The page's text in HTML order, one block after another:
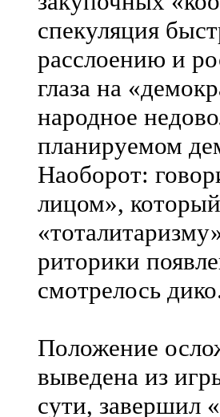
спекуляция
расслоению и
глаза на
народное
планируемом
Наоборот:
лицом»,
риторики
смотрелось
Положение
выведена из
сути, завершил